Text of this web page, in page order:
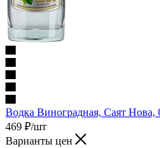
Водка Виноградная, Саят Нова,
469 ₽/шт
Варианты цен